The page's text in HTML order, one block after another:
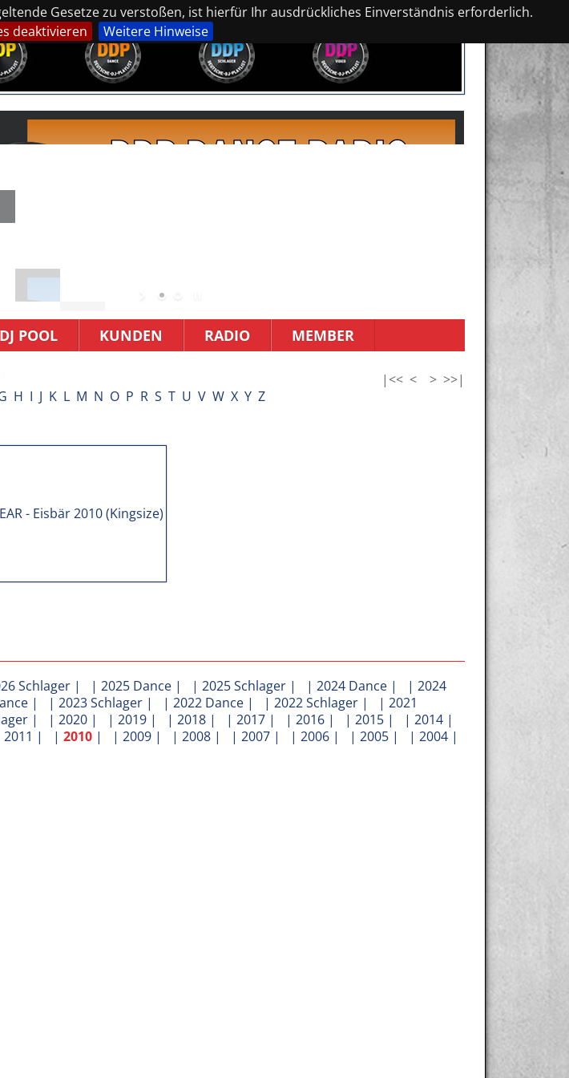
Gesetze zu verstoßen, ist hierfür Ihr ausdrückliches Einverständnis erforderlich.
deaktivieren Weitere Hinweise
DJ POOL KUNDEN RADIO MEMBER
|<< < > >>|
H I J K L M N O P R S T U V W X Y Z
Schlager | | 2025 Dance | | 2025 Schlager | | 2024 Dance | | 2024
| | 2023 Schlager | | 2022 Dance | | 2022 Schlager | | 2021
| | 2020 | | 2019 | | 2018 | | 2017 | | 2016 | | 2015 | | 2014 |
2011 | | 2010 | | 2009 | | 2008 | | 2007 | | 2006 | | 2005 | | 2004 |